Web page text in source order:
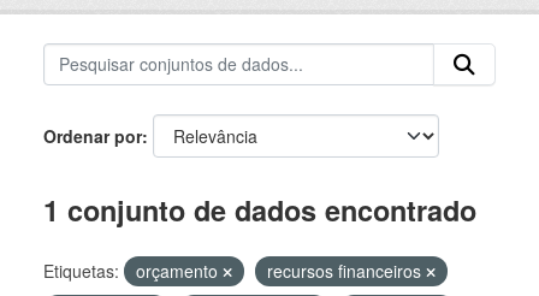
Ordenar por
1 conjunto de dados encontrado
Etiquetas: orçamento
recursos financeiros